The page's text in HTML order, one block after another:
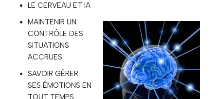
LE CERVEAU ET IA
MAINTENIR UN
CONTRÔLE DES
SITUATIONS
ACCRUES
SAVOIR GÉRER
SES ÉMOTIONS EN
TOUT TEMPS